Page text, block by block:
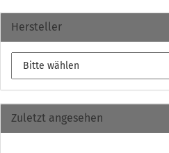
Hersteller
Zuletzt angesehen